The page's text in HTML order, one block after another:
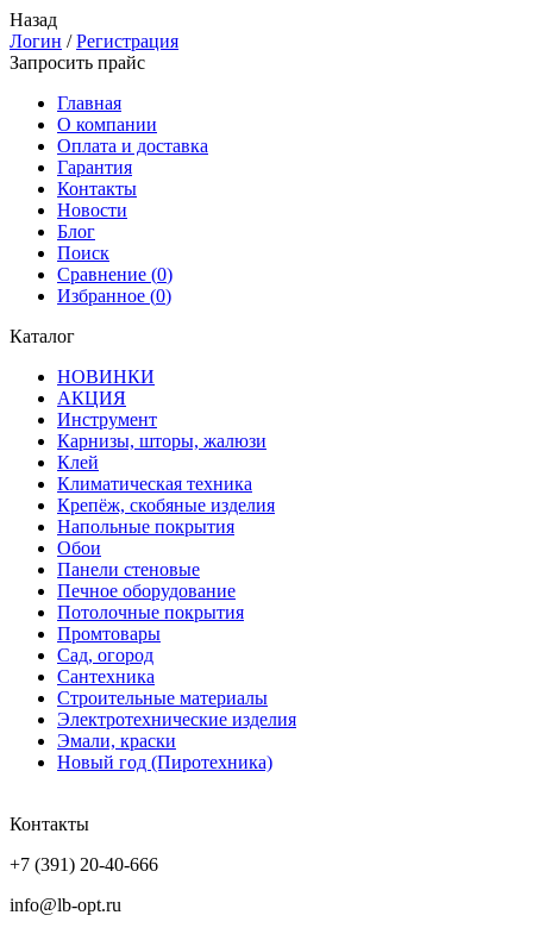
Назад
Логин /Регистрация
Запросить прайс
Главная
О компании
Оплата и доставка
Гарантия
Контакты
Новости
Блог
Поиск
Сравнение (0)
Избранное (0)
Каталог
НОВИНКИ
АКЦИЯ
Инструмент
Карнизы, шторы, жалюзи
Клей
Климатическая техника
Крепёж, скобяные изделия
Напольные покрытия
Обои
Панели стеновые
Печное оборудование
Потолочные покрытия
Промтовары
Сад, огород
Сантехника
Строительные материалы
Электротехнические изделия
Эмали, краски
Новый год (Пиротехника)
Контакты
+7 (391) 20-40-666
info@lb-opt.ru